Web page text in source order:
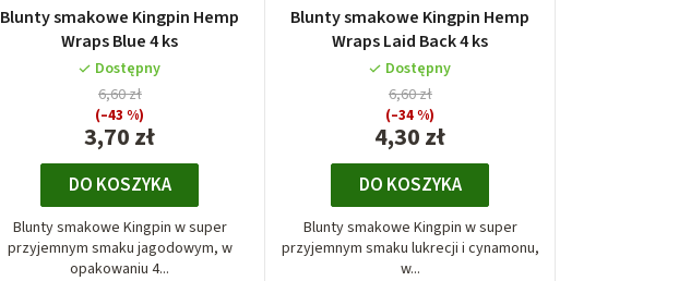
Blunty smakowe Kingpin Hemp
Wraps Blue 4 ks
Dostępny
3,70 zł
6,60 zł
(–43 %)
DO KOSZYKA
Blunty smakowe Kingpin w super
przyjemnym smaku jagodowym, w
opakowaniu 4...
Blunty smakowe Kingpin Hemp
Wraps Laid Back 4 ks
Dostępny
4,30 zł
6,60 zł
(–34 %)
DO KOSZYKA
Blunty smakowe Kingpin w super
przyjemnym smaku lukrecji i cynamonu,
w...